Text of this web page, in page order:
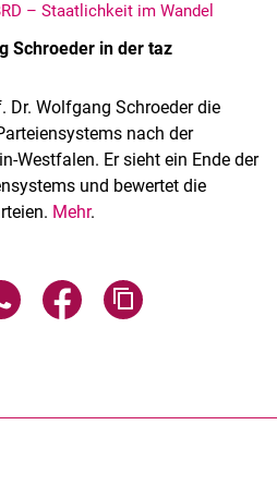
– Staatlichkeit im Wandel
Schroeder in der taz
Dr. Wolfgang Schroeder die
nach der
Westfalen. Er sieht ein Ende der
und bewertet die
Mehr.
über E-Mail teilen
Seite über WhatsApp teilen
Seite über Facebook